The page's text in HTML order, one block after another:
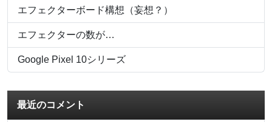
エフェクターボード構想（妄想？）
エフェクターの数が…
Google Pixel 10シリーズ
最近のコメント